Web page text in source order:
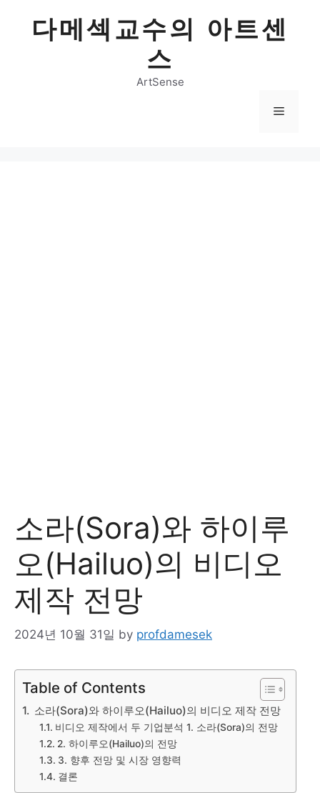
다메섹교수의 아트센
스
ArtSense
Menu
소라(Sora)와 하이루
오(Hailuo)의 비디오
제작 전망
2024년 10월 31일 by profdamesek
Table of Contents
소라(Sora)와 하이루오(Hailuo)의 비디오 제작 전망
비디오 제작에서 두 기업분석 1. 소라(Sora)의 전망
2. 하이루오(Hailuo)의 전망
3. 향후 전망 및 시장 영향력
결론